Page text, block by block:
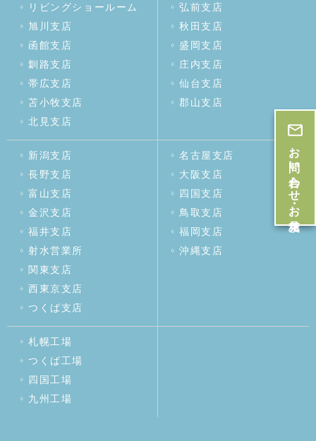
リビングショールーム
旭川支店
函館支店
釧路支店
帯広支店
苫小牧支店
北見支店
弘前支店
秋田支店
盛岡支店
庄内支店
仙台支店
郡山支店
新潟支店
長野支店
富山支店
金沢支店
福井支店
射水営業所
関東支店
西東京支店
つくば支店
名古屋支店
大阪支店
四国支店
鳥取支店
福岡支店
沖縄支店
札幌工場
つくば工場
四国工場
九州工場
お問い合わせ・お見積